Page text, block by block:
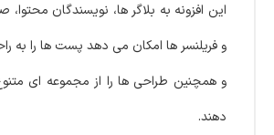
این افزونه به بلاگر ها، نویسندگان
و فریلنسر ها امکان می‌ دهد پست‌ ها را به
و همچنین طراحی‌ ها را از مجموعه‌ ای
دهند.